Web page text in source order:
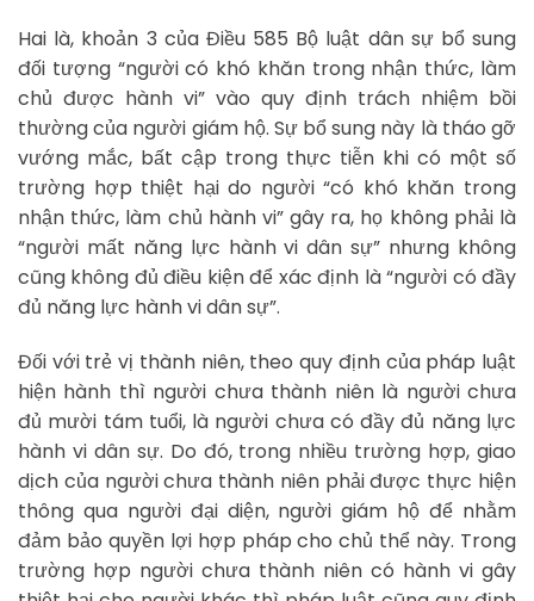
Hai là, khoản 3 của Điều 585 Bộ luật dân sự bổ sung
đối tượng “người có khó khăn trong nhận thức, làm
chủ được hành vi” vào quy định trách nhiệm bồi
thường của người giám hộ. Sự bổ sung này là tháo gỡ
vướng mắc, bất cập trong thực tiễn khi có một số
trường hợp thiệt hại do người “có khó khăn trong
nhận thức, làm chủ hành vi” gây ra, họ không phải là
“người mất năng lực hành vi dân sự” nhưng không
cũng không đủ điều kiện để xác định là “người có đầy
đủ năng lực hành vi dân sự”.
Đối với trẻ vị thành niên, theo quy định của pháp luật
hiện hành thì người chưa thành niên là người chưa
đủ mười tám tuổi, là người chưa có đầy đủ năng lực
hành vi dân sự. Do đó, trong nhiều trường hợp, giao
dịch của người chưa thành niên phải được thực hiện
thông qua người đại diện, người giám hộ để nhằm
đảm bảo quyền lợi hợp pháp cho chủ thể này. Trong
trường hợp người chưa thành niên có hành vi gây